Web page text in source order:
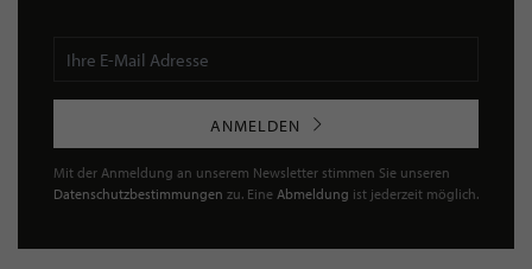
ANMELDEN
Mit der Anmeldung an unserem Newsletter stimmen Sie unseren
Datenschutzbestimmungen zu. Eine Abmeldung ist jederzeit möglich.